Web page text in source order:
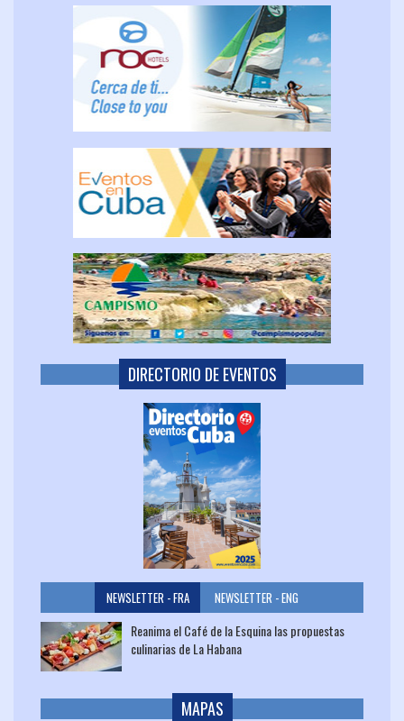
DIRECTORIO DE EVENTOS
NEWSLETTER - FRA NEWSLETTER - ENG
Reanima el Café de la Esquina las propuestas
culinarias de La Habana
MAPAS